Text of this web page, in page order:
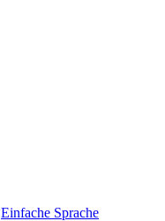
Einfache Sprache